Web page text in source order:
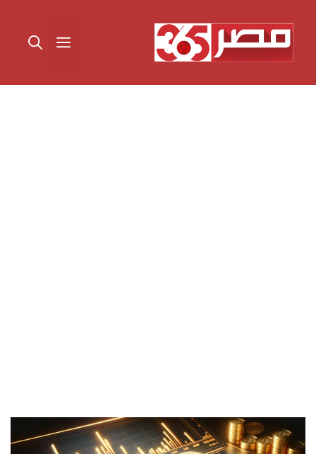
المحتوى القائمة